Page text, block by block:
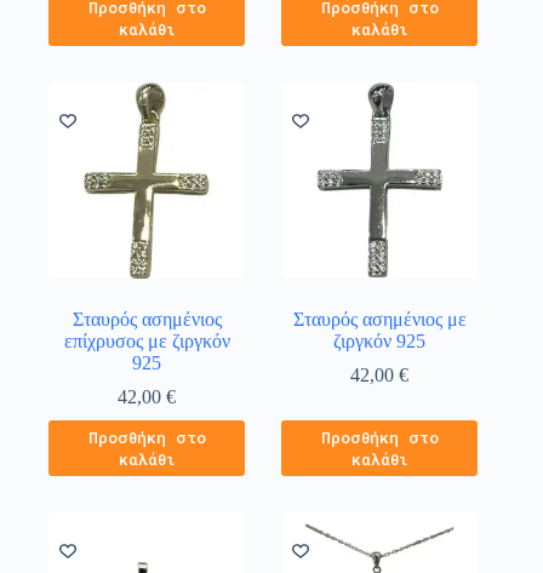
Προσθήκη στο
καλάθι
Προσθήκη στο
καλάθι
Σταυρός ασημένιος
επίχρυσος με ζιργκόν
925
42,00€
Προσθήκη στο
καλάθι
Σταυρός ασημένιος με
ζιργκόν 925
42,00€
Προσθήκη στο
καλάθι